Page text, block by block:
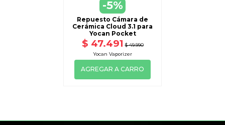
-5%
Repuesto Cámara de
Cerámica Cloud 3.1 para
Yocan Pocket
$ 47.491 $ 49.990
Yocan Vaporizer
AGREGAR A CARRO